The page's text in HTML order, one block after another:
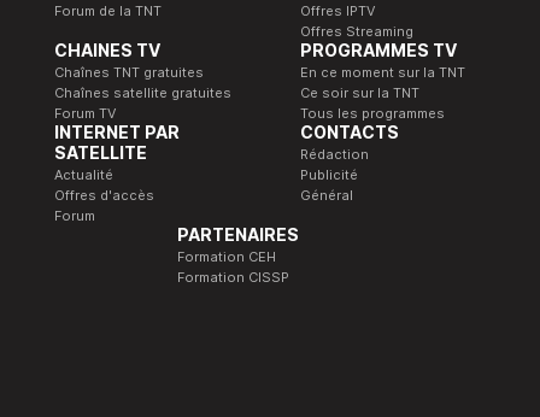
Forum de la TNT
Offres IPTV
Offres Streaming
CHAINES TV
Chaînes TNT gratuites
Chaînes satellite gratuites
Forum TV
PROGRAMMES TV
En ce moment sur la TNT
Ce soir sur la TNT
Tous les programmes
INTERNET PAR
SATELLITE
Actualité
Offres d'accès
Forum
CONTACTS
Rédaction
Publicité
Général
PARTENAIRES
Formation CEH
Formation CISSP